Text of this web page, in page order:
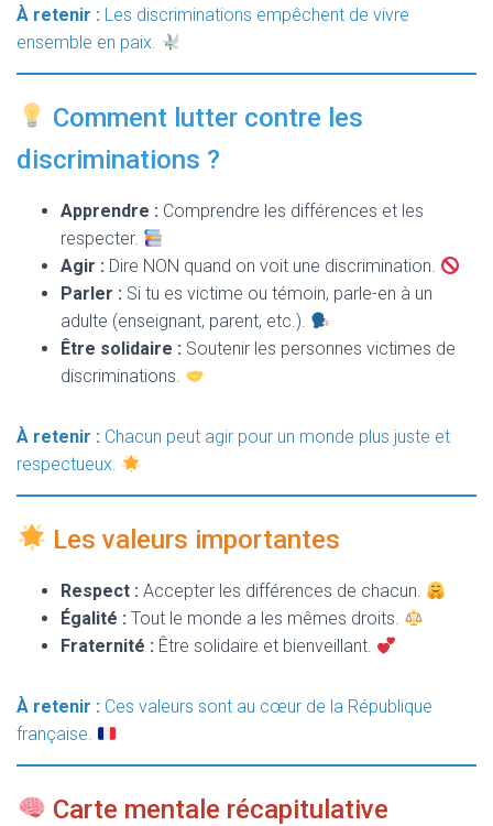
À retenir : Les discriminations empêchent de vivre
ensemble en paix.
Comment lutter contre les
discriminations ?
Apprendre : Comprendre les différences et les
respecter.
Agir : Dire NON quand on voit une discrimination.
Parler : Si tu es victime ou témoin, parle-en à un
adulte (enseignant, parent, etc.).
Être solidaire : Soutenir les personnes victimes de
discriminations.
À retenir : Chacun peut agir pour un monde plus juste et
respectueux.
Les valeurs importantes
Respect : Accepter les différences de chacun.
Égalité : Tout le monde a les mêmes droits.
Fraternité : Être solidaire et bienveillant.
À retenir : Ces valeurs sont au cœur de la République
française.
Carte mentale récapitulative